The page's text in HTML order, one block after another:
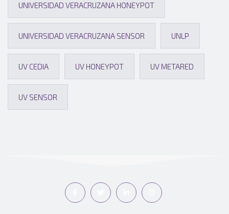
UNIVERSIDAD VERACRUZANA HONEYPOT
UNIVERSIDAD VERACRUZANA SENSOR UNLP
UV CEDIA UV HONEYPOT UV METARED
UV SENSOR